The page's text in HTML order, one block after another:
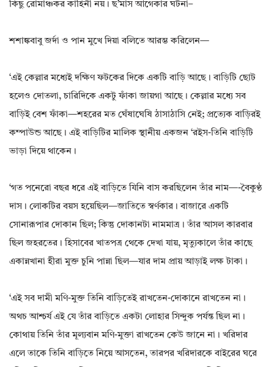
কিছু রোমাঞ্চকর কাহিনী নয়। ছ’মাস আগেকার ঘটনা–
শশাঙ্কবাবু জর্দা ও পান মুখে দিয়া বলিতে আরম্ভ করিলেন—
‘এই কেল্লার মধ্যেই দক্ষিণ ফটকের দিকে একটি বাড়ি আছে। বাড়িটি ছোট
হলেও দোতলা‌, চারিদিকে একটু ফাঁকা জায়গা আছে। কেল্লার মধ্যে সব
বাড়িই বেশ ফাঁকা—শহরের মত ঘেঁষাঘেষি ঠাসাঠাসি নেই; প্রত্যেক বাড়িরই
কম্পাউন্ড আছে। এই বাড়িটির মালিক স্থানীয় একজন ‘রইস-তিনি বাড়িটি
ভাড়া দিয়ে থাকেন।
‘গত পনেরো বছর ধরে এই বাড়িতে যিনি বাস করছিলেন তাঁর নাম—-বৈকুণ্ঠ
দাস। লোকটির বয়স হয়েছিল—জাতিতে স্বর্ণকার। বাজারে একটি
সোনারূপার দোকান ছিল; কিন্তু দোকানটা নামমাত্র। তাঁর আসল কারবার
ছিল জহরতের। হিসাবের খাতপত্র থেকে দেখা যায়‌, মৃত্যুকালে তাঁর কাছে
একান্নখানা হীরা মুক্ত চুনি পান্না ছিল—যার দাম প্রায় আড়াই লক্ষ টাকা।
‘এই সব দামী মণি-মুক্ত তিনি বাড়িতেই রাখতেন-দোকানে রাখতেন না।
অথচ আশ্চর্য এই যে তাঁর বাড়িতে একটা লোহার সিন্দুক পর্যন্ত ছিল না।
কোথায় তিনি তাঁর মূল্যবান মণি-মুক্তা রাখতেন কেউ জানে না। খরিদার
এলে তাকে তিনি বাড়িতে নিয়ে আসতেন‌, তারপর খরিদারকে বাইরের ঘরে